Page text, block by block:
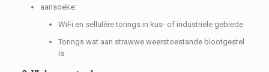
aansoeke:
WiFi en sellulêre torings in kus- of industriële gebiede
Torings wat aan strawwe weerstoestande blootgestel
is